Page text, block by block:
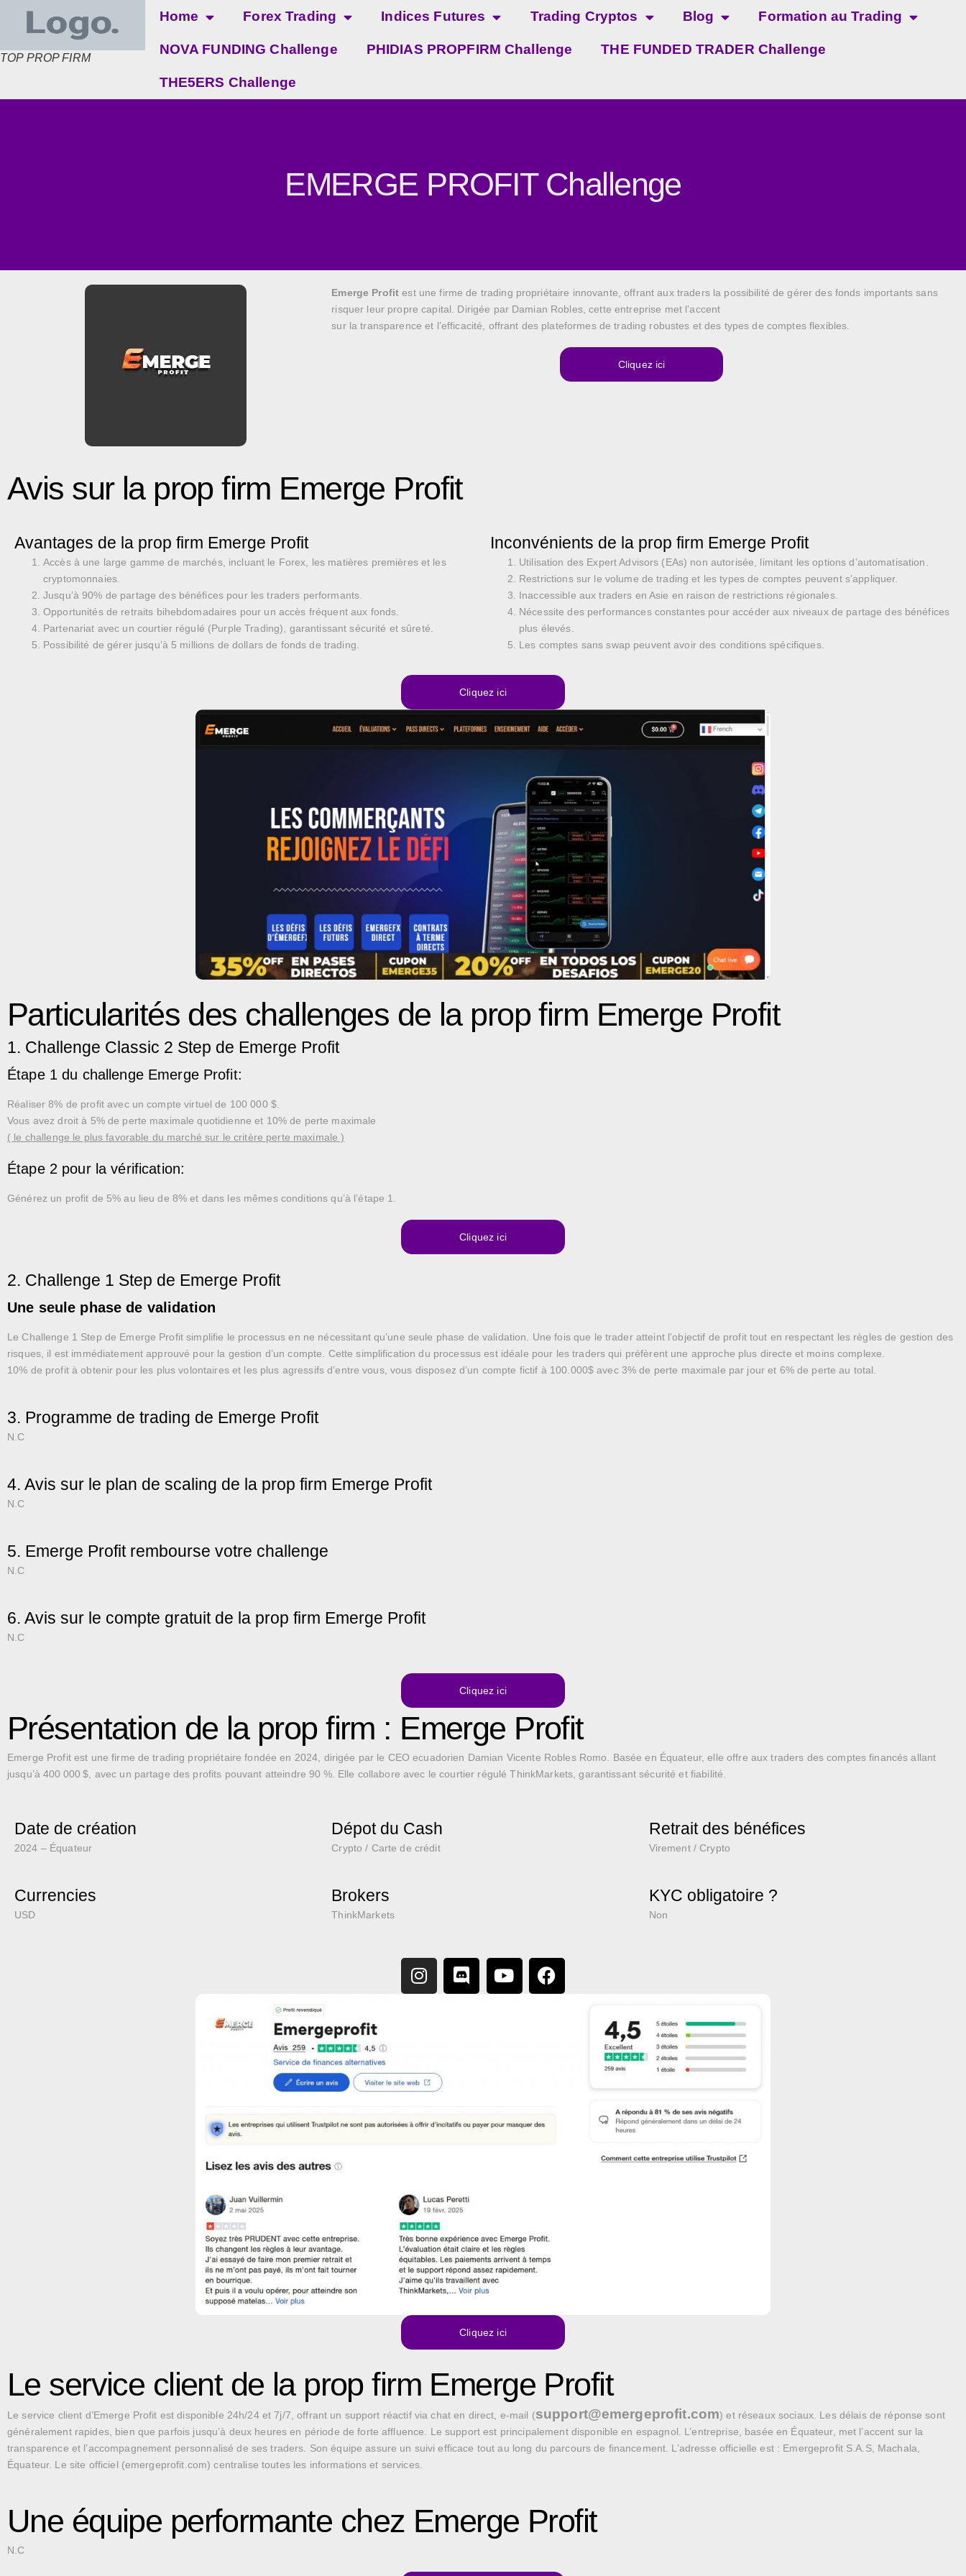
TOP PROP FIRM
Home Forex Trading Indices Futures Trading Cryptos Blog Formation au Trading
NOVA FUNDING Challenge PHIDIAS PROPFIRM Challenge THE FUNDED TRADER Challenge
THE5ERS Challenge
EMERGE PROFIT Challenge
Emerge Profit est une firme de trading propriétaire innovante, offrant aux traders la possibilité de gérer des fonds importants sans
risquer leur propre capital. Dirigée par Damian Robles, cette entreprise met l’accent
sur la transparence et l’efficacité, offrant des plateformes de trading robustes et des types de comptes flexibles​.
Cliquez ici
Avis sur la prop firm Emerge Profit
Avantages de la prop firm Emerge Profit
Accès à une large gamme de marchés, incluant le Forex, les matières premières et les
cryptomonnaies.
Jusqu’à 90% de partage des bénéfices pour les traders performants.
Opportunités de retraits bihebdomadaires pour un accès fréquent aux fonds.
Partenariat avec un courtier régulé (Purple Trading), garantissant sécurité et sûreté.
Possibilité de gérer jusqu’à 5 millions de dollars de fonds de trading.
Inconvénients de la prop firm Emerge Profit
Utilisation des Expert Advisors (EAs) non autorisée, limitant les options d’automatisation.
Restrictions sur le volume de trading et les types de comptes peuvent s’appliquer.
Inaccessible aux traders en Asie en raison de restrictions régionales.
Nécessite des performances constantes pour accéder aux niveaux de partage des bénéfices
plus élevés.
Les comptes sans swap peuvent avoir des conditions spécifiques.
Cliquez ici
Particularités des challenges de la prop firm Emerge Profit
1. Challenge Classic 2 Step de Emerge Profit
Étape 1 du challenge Emerge Profit:
Réaliser 8% de profit avec un compte virtuel de 100 000 $.
Vous avez droit à 5% de perte maximale quotidienne et 10% de perte maximale
( le challenge le plus favorable du marché sur le critère perte maximale )
Étape 2 pour la vérification:
Générez un profit de 5% au lieu de 8% et dans les mêmes conditions qu’à l’étape 1.
Cliquez ici
2. Challenge 1 Step de Emerge Profit
Une seule phase de validation
Le Challenge 1 Step de Emerge Profit simplifie le processus en ne nécessitant qu’une seule phase de validation. Une fois que le trader atteint l’objectif de profit tout en respectant les règles de gestion des
risques, il est immédiatement approuvé pour la gestion d’un compte. Cette simplification du processus est idéale pour les traders qui préfèrent une approche plus directe et moins complexe.
10% de profit à obtenir pour les plus volontaires et les plus agressifs d’entre vous, vous disposez d’un compte fictif à 100.000$ avec 3% de perte maximale par jour et 6% de perte au total.
3. Programme de trading de Emerge Profit
N.C
4. Avis sur le plan de scaling de la prop firm Emerge Profit
N.C
5. Emerge Profit rembourse votre challenge
N.C
6. Avis sur le compte gratuit de la prop firm Emerge Profit
N.C
Cliquez ici
Présentation de la prop firm : Emerge Profit
Emerge Profit est une firme de trading propriétaire fondée en 2024, dirigée par le CEO ecuadorien Damian Vicente Robles Romo.
Basée en Équateur, elle offre aux traders des comptes financés allant
jusqu’à 400 000 $, avec un partage des profits pouvant atteindre 90 %. Elle collabore avec le courtier régulé ThinkMarkets, garantissant sécurité et fiabilité.
Date de création
2024 – Équateur
Dépot du Cash
Crypto / Carte de crédit
Retrait des bénéfices
Virement / Crypto
Currencies
USD
Brokers
ThinkMarkets
KYC obligatoire ?
Non
Cliquez ici
Le service client de la prop firm Emerge Profit
Le service client d’Emerge Profit est disponible 24h/24 et 7j/7, offrant un support réactif via chat en direct, e-mail (support@emergeprofit.com) et réseaux sociaux. Les délais de réponse sont
généralement rapides, bien que parfois jusqu’à deux heures en période de forte affluence. Le support est principalement disponible en espagnol. L’entreprise, basée en Équateur, met l’accent sur la
transparence et l’accompagnement personnalisé de ses traders. Son équipe assure un suivi efficace tout au long du parcours de financement. L’adresse officielle est : Emergeprofit S.A.S, Machala,
Équateur. Le site officiel (emergeprofit.com) centralise toutes les informations et services.
Une équipe performante chez Emerge Profit
N.C